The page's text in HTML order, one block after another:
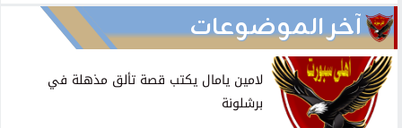
آخر الموضوعات
لامين يامال يكتب قصة تألق مذهلة في
برشلونة